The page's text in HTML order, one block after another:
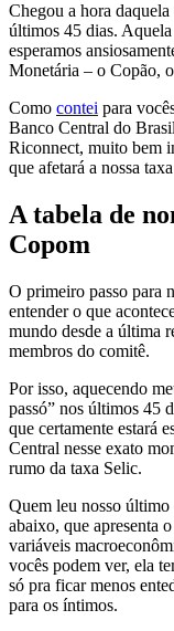
Chegou a hora
últimos 45 dias.
esperamos
Monetária – o Copão,
Como contei para
Banco Central do
Riconnect, muito bem
que afetará a nossa
A tabela de
Copom
O primeiro passo para
entender o que
mundo desde a última
membros do comitê.
Por isso, aquecendo
passó” nos últimos 45
que certamente estará
Central nesse exato
rumo da taxa Selic.
Quem leu nosso último
abaixo, que apresenta
variáveis
vocês podem ver, ela
só pra ficar menos
para os íntimos.